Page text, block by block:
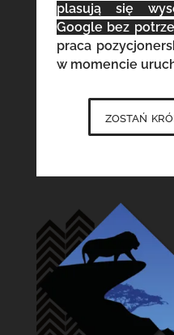
plasują się
Google bez
praca
w momencie
zostań